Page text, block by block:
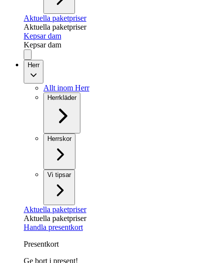
Aktuella paketpriser
Aktuella paketpriser
Kepsar dam
Kepsar dam
Herr
Allt inom Herr
Herrkläder
Herrskor
Vi tipsar
Aktuella paketpriser
Aktuella paketpriser
Handla presentkort
Presentkort
Ge bort i present!